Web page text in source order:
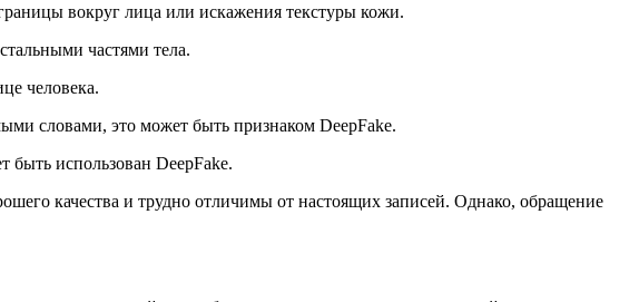
вокруг лица или искажения текстуры кожи.
частями тела.
человека.
словами, это может быть признаком DeepFake.
использован DeepFake.
качества и трудно отличимы от настоящих записей. Однако, обращение